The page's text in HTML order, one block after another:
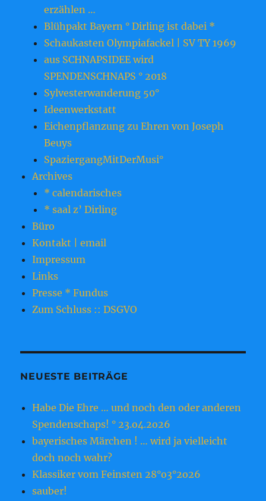
erzählen …
Blühpakt Bayern ° Dirling ist dabei *
Schaukasten Olympiafackel | SV TY 1969
aus SCHNAPSIDEE wird
SPENDENSCHNAPS ° 2018
Sylvesterwanderung 50°
Ideenwerkstatt
Eichenpflanzung zu Ehren von Joseph
Beuys
SpaziergangMitDerMusi°
Archives
* calendarisches
* saal z’ Dirling
Büro
Kontakt | email
Impressum
Links
Presse * Fundus
Zum Schluss :: DSGVO
NEUESTE BEITRÄGE
Habe Die Ehre … und noch den oder anderen
Spendenschaps! ° 23.o4.2o26
bayerisches Märchen ! … wird ja vielleicht
doch noch wahr?
Klassiker vom Feinsten 28°o3°2o26
sauber!